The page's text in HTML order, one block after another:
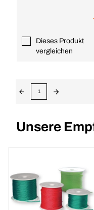
Dieses Produkt
vergleichen
1
Unsere